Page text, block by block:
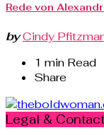
Rede von
byCindy
1 min Read
Share
Legal & Contact